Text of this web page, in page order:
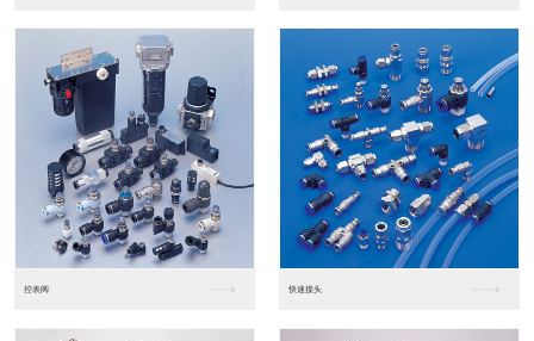
东莞松下PLC 松下人机界面GT07